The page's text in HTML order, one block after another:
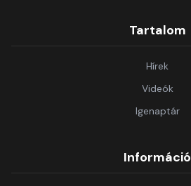
Tartalom
Hírek
Videók
Igenaptár
Információ